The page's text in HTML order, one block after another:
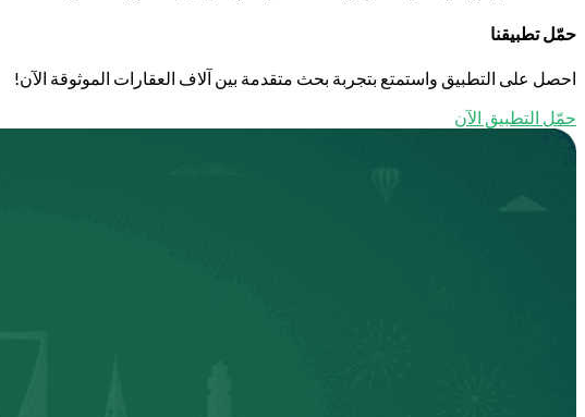
حمّل تطبيقنا
احصل على التطبيق واستمتع بتجربة بحث متقدمة بين آلاف العقارات الموثوقة الآن!
حمّل التطبيق الآن